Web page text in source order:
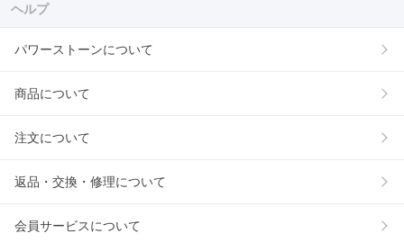
ヘルプ
パワーストーンについて
商品について
注文について
返品・交換・修理について
会員サービスについて